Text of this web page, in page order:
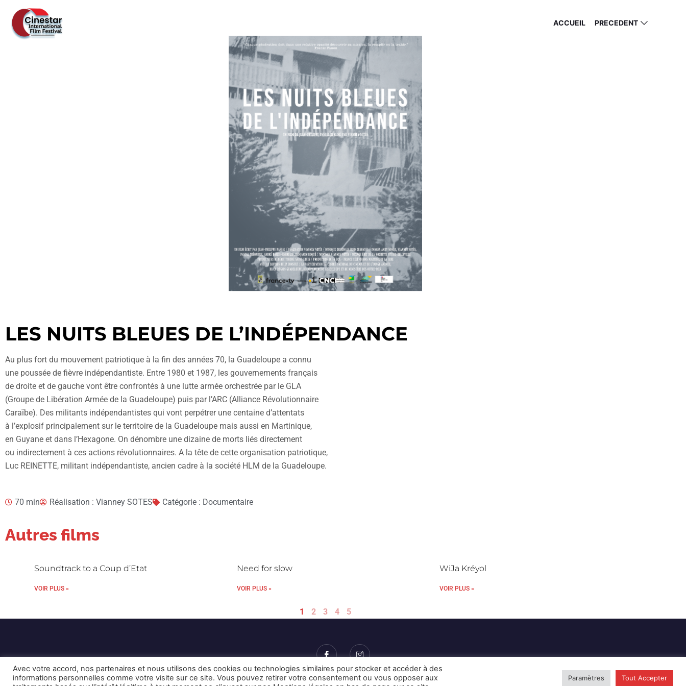
ACCUEIL PRECEDENT
LES NUITS BLEUES DE L’INDÉPENDANCE
Au plus fort du mouvement patriotique à la fin des années 70, la Guadeloupe a connu
une poussée de fièvre indépendantiste. Entre 1980 et 1987, les gouvernements français
de droite et de gauche vont être confrontés à une lutte armée orchestrée par le GLA
(Groupe de Libération Armée de la Guadeloupe) puis par l’ARC (Alliance Révolutionnaire
Caraïbe). Des militants indépendantistes qui vont perpétrer une centaine d’attentats
à l’explosif principalement sur le territoire de la Guadeloupe mais aussi en Martinique,
en Guyane et dans l’Hexagone. On dénombre une dizaine de morts liés directement
ou indirectement à ces actions révolutionnaires. A la tête de cette organisation patriotique,
Luc REINETTE, militant indépendantiste, ancien cadre à la société HLM de la Guadeloupe.
70 min Réalisation : Vianney SOTES Catégorie : Documentaire
Autres films
Soundtrack to a Coup d’Etat
VOIR PLUS »
Need for slow
VOIR PLUS »
WiJa Kréyol
VOIR PLUS »
1 2 3 4 5
Mentions Légales et CGU Crédits
Avec votre accord, nos partenaires et nous utilisons des cookies ou technologies similaires pour stocker et accéder à des
informations personnelles comme votre visite sur ce site. Vous pouvez retirer votre consentement ou vous opposer aux
Paramètres Tout Accepter